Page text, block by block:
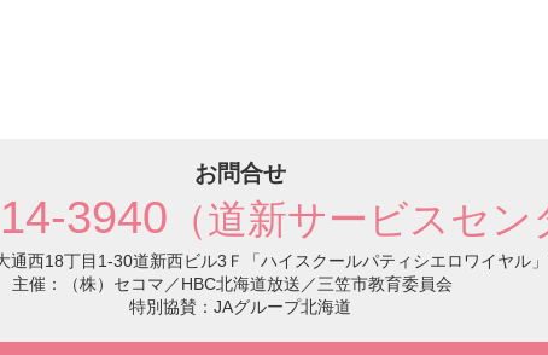
お問合せ
3940 （道新サービスセン
通西18丁目1-30道新西ビル3Ｆ「ハイスクールパティシエロワイヤル
主催：（株）セコマ／HBC北海道放送／三笠市教育委員会
特別協賛：JAグループ北海道